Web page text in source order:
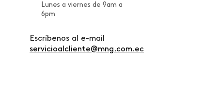
Lunes a viernes de 9am a
6pm
Escríbenos al e-mail
servicioalcliente@mng.com.ec